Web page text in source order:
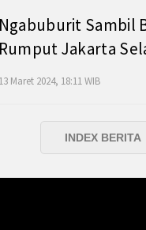
Ngabuburit Sambil
Rumput Jakarta
13 Maret 2024, 18:11 WIB
INDEX BERITA